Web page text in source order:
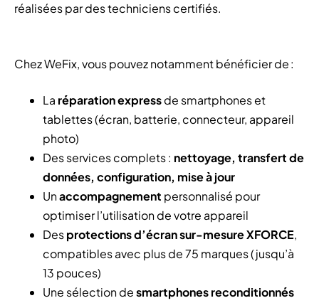
réalisées par des techniciens certifiés.
Chez WeFix, vous pouvez notamment bénéficier de :
La réparation expressde smartphones et
tablettes (écran, batterie, connecteur, appareil
photo)
Des services complets : nettoyage, transfert de
données, configuration, mise à jour
Unaccompagnement personnalisé pour
optimiser l’utilisation de votre appareil
Desprotections d’écran sur-mesure XFORCE,
compatibles avec plus de 75 marques (jusqu’à
13 pouces)
Une sélection desmartphones reconditionnés